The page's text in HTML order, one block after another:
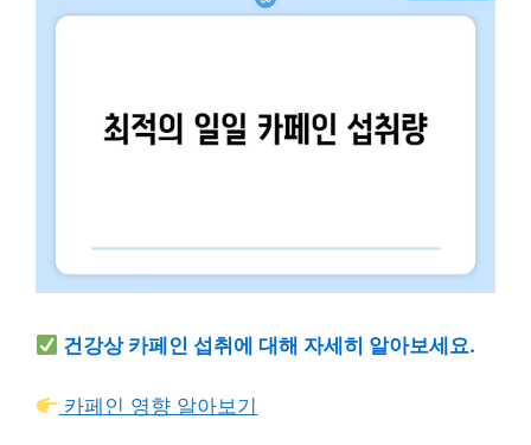
건강상 카페인 섭취에 대해 자세히 알아보세요.
카페인 영향 알아보기